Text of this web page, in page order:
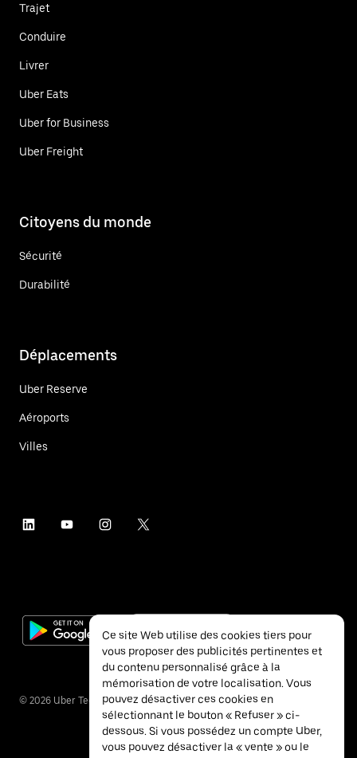
Trajet
Conduire
Livrer
Uber Eats
Uber for Business
Uber Freight
Citoyens du monde
Sécurité
Durabilité
Déplacements
Uber Reserve
Aéroports
Villes
© 2026 Uber Technologies Inc.
Ce site Web utilise des cookies tiers pour
vous proposer des publicités pertinentes et
du contenu personnalisé grâce à la
mémorisation de votre localisation. Vous
pouvez désactiver ces cookies en
sélectionnant le bouton « Refuser » ci-
dessous. Si vous possédez un compte Uber,
vous pouvez désactiver la « vente » ou le